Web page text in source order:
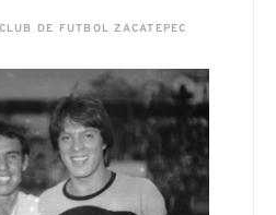
DE FUTBOL ZACATEPEC